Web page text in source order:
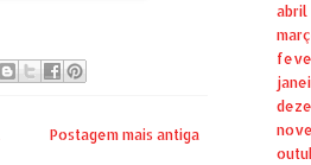
Postagem mais antiga
abril